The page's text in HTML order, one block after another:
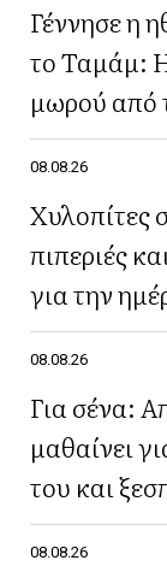
Γέννησε η
το Ταμάμ:
μωρού από
08.08.26
Χυλοπίτες
πιπεριές
για την
08.08.26
Για σένα:
μαθαίνει
του και
08.08.26